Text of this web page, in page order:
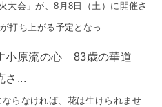
大会」が、8月8日（土）に開催さ
打ち上がる予定となっ...
小原流の心 83歳の華道
さ...
ならなければ、花は生けられませ